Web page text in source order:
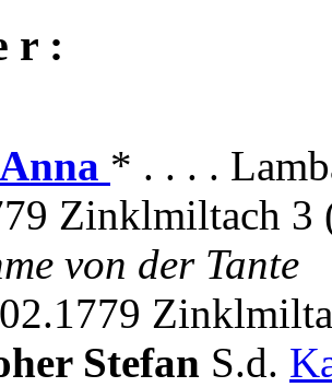
r :
* . . . .
Zinklmiltach 3
von der Tante
Stefan S.d.